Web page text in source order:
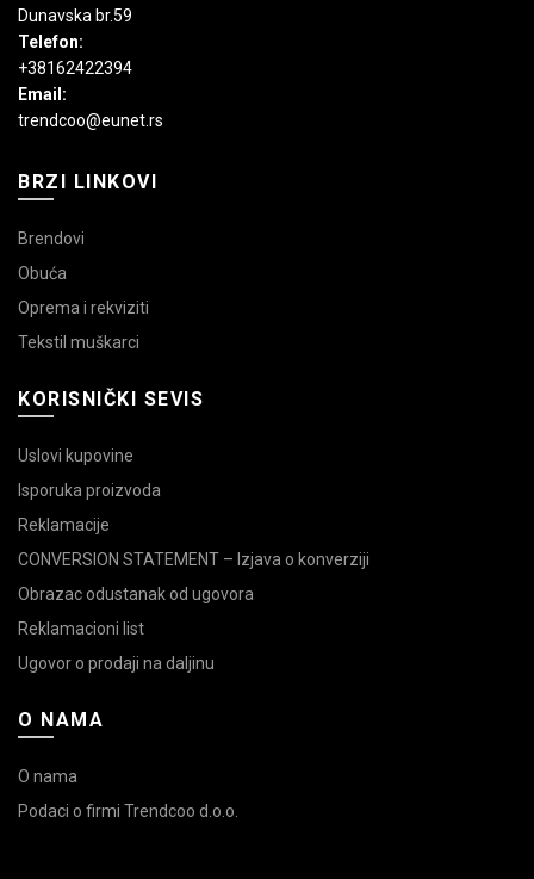
Dunavska br.59
Telefon:
+38162422394
Email:
trendcoo@eunet.rs
BRZI LINKOVI
Brendovi
Obuća
Oprema i rekviziti
Tekstil muškarci
KORISNIČKI SEVIS
Uslovi kupovine
Isporuka proizvoda
Reklamacije
CONVERSION STATEMENT – Izjava o konverziji
Obrazac odustanak od ugovora
Reklamacioni list
Ugovor o prodaji na daljinu
O NAMA
O nama
Podaci o firmi Trendcoo d.o.o.